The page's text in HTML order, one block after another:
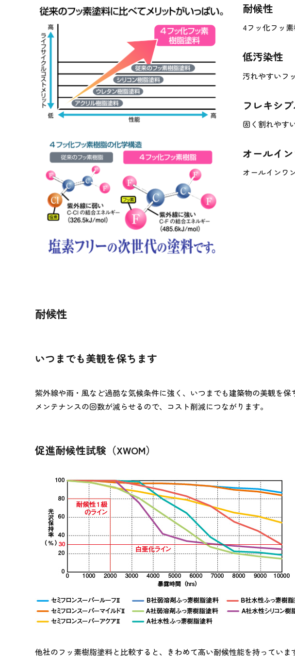
耐候性
4フッ化フッ
低汚染性
汚れやすいフ
フレキシ
固く割れやす
オールイ
オールインワ
耐候性
いつまでも美観を保ちます
紫外線や雨・風など過酷な気候条件に強く、いつまでも建築物の美観を保
メンテナンスの回数が減らせるので、コスト削減につながります。
促進耐候性試験（XWOM）
他社のフッ素樹脂塗料と比較すると、きわめて高い耐候性能を持っていま